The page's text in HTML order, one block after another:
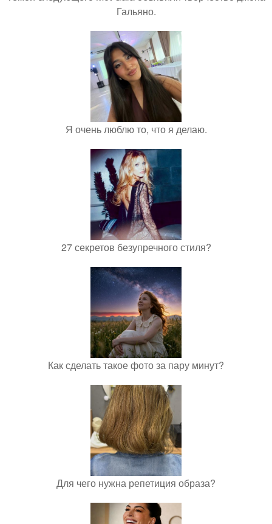
Гальяно.
Я очень люблю то, что я делаю.
27 секретов безупречного стиля?
Как сделать такое фото за пару минут?
Для чего нужна репетиция образа?